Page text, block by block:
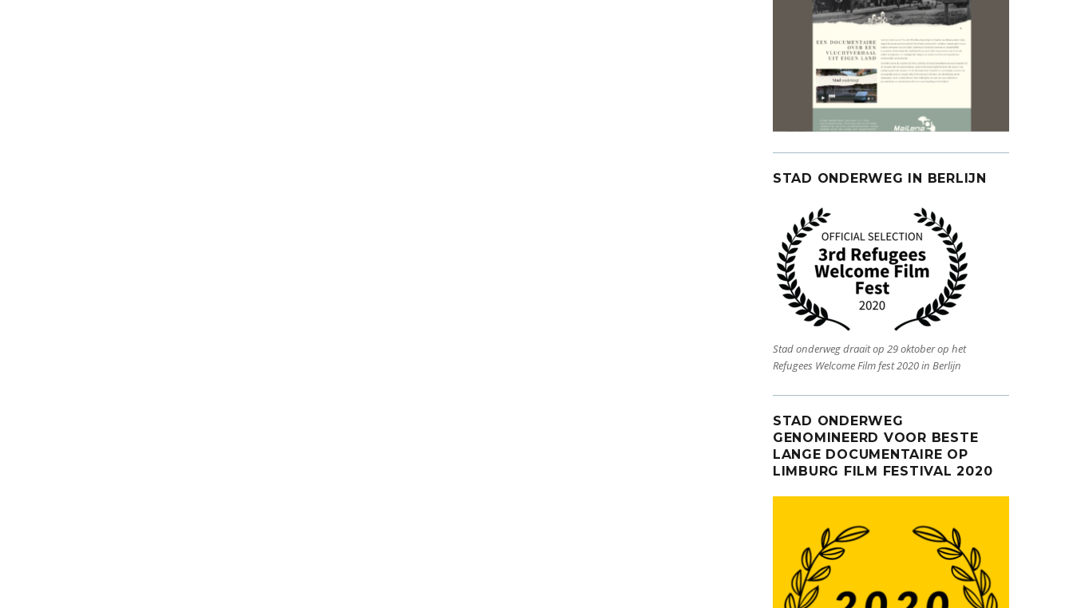
STAD ONDERWEG IN BERLIJN
Stad onderweg draait op 29 oktober op het
Refugees Welcome Film fest 2020 in Berlijn
STAD ONDERWEG
GENOMINEERD VOOR BESTE
LANGE DOCUMENTAIRE OP
LIMBURG FILM FESTIVAL 2020